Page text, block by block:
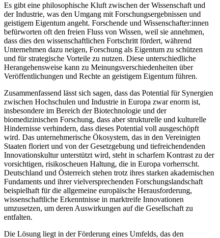
Es gibt eine philosophische Kluft zwischen der Wissenschaft und
der Industrie, was den Umgang mit Forschungsergebnissen und
geistigem Eigentum angeht. Forschende und Wissenschafter:innen
befürworten oft den freien Fluss von Wissen, weil sie annehmen,
dass dies den wissenschaftlichen Fortschritt fördert, während
Unternehmen dazu neigen, Forschung als Eigentum zu schützen
und für strategische Vorteile zu nutzen. Diese unterschiedliche
Herangehensweise kann zu Meinungsverschiedenheiten über
Veröffentlichungen und Rechte an geistigem Eigentum führen.
Zusammenfassend lässt sich sagen, dass das Potential für Synergien
zwischen Hochschulen und Industrie in Europa zwar enorm ist,
insbesondere im Bereich der Biotechnologie und der
biomedizinischen Forschung, dass aber strukturelle und kulturelle
Hindernisse verhindern, dass dieses Potential voll ausgeschöpft
wird. Das unternehmerische Ökosystem, das in den Vereinigten
Staaten floriert und von der Gesetzgebung und tiefreichendenden
Innovationskultur unterstützt wird, steht in scharfem Kontrast zu der
vorsichtigen, risikoscheuen Haltung, die in Europa vorherrscht.
Deutschland und Österreich stehen trotz ihres starken akademischen
Fundaments und ihrer vielversprechenden Forschungslandschaft
beispielhaft für die allgemeine europäische Herausforderung,
wissenschaftliche Erkenntnisse in marktreife Innovationen
umzusetzen, um deren Auswirkungen auf die Gesellschaft zu
entfalten.
Die Lösung liegt in der Förderung eines Umfelds, das den